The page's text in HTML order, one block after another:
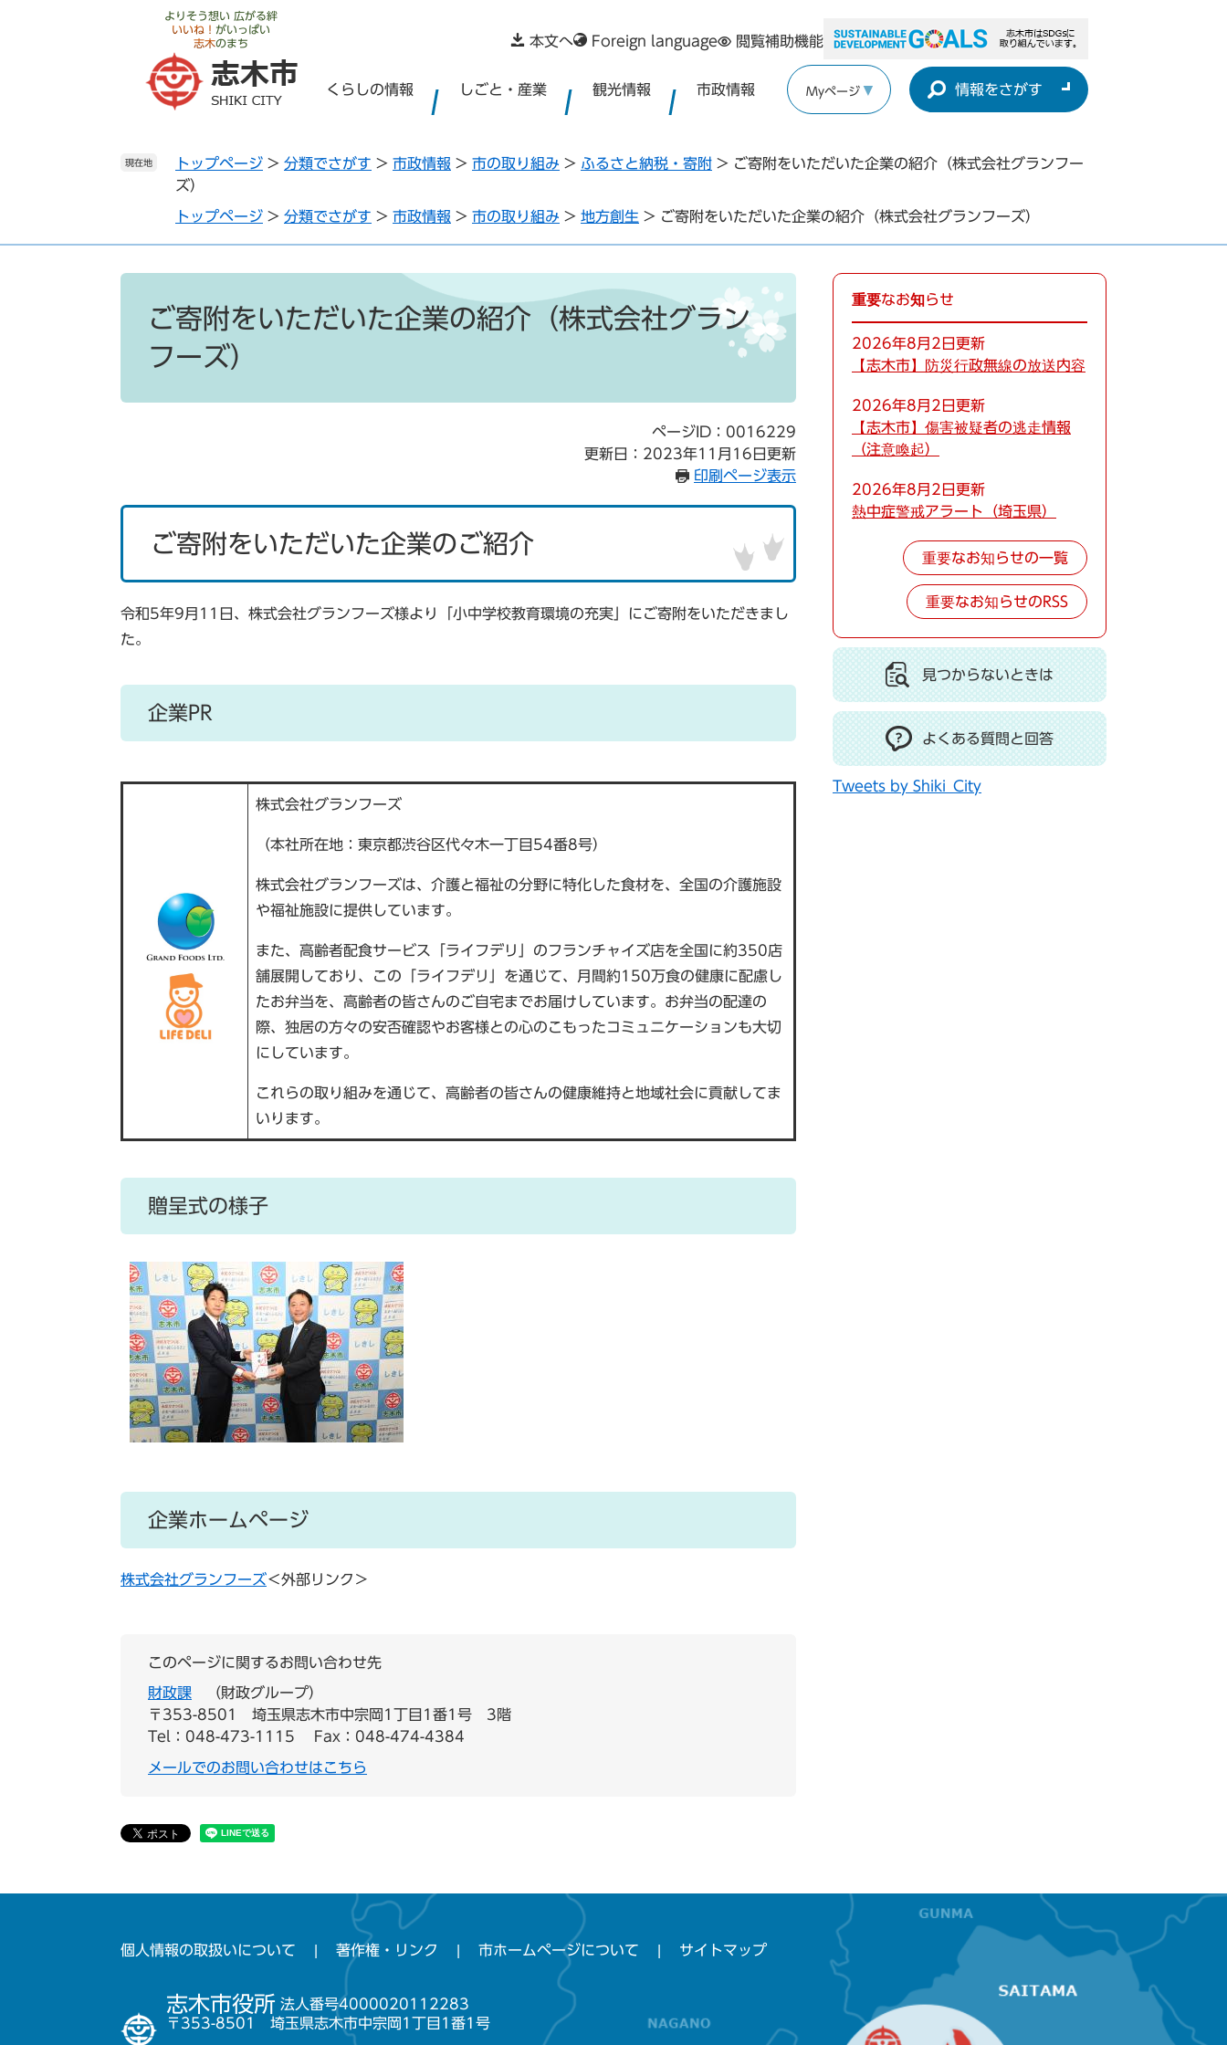
よりそう想い 広がる絆
いいね！ がいっぱい
志木のまち 本文へ Foreign language 閲覧補助機能
くらしの情報 しごと・産業 観光情報 市政情報 Myページ 情報をさがす
現在地 トップページ > 分類でさがす > 市政情報 > 市の取り組み > ふるさと納税・寄附 > ご寄附をいただいた企業の紹介（株式会社グランフー
ズ）
トップページ > 分類でさがす > 市政情報 > 市の取り組み > 地方創生 > ご寄附をいただいた企業の紹介（株式会社グランフーズ）
ご寄附をいただいた企業の紹介（株式会社グラン
フーズ）
ページID：0016229
更新日：2023年11月16日更新
印刷ページ表示
ご寄附をいただいた企業のご紹介
令和5年9月11日、株式会社グランフーズ様より「小中学校教育環境の充実」にご寄附をいただきまし
た。
企業PR
株式会社グランフーズ
（本社所在地：東京都渋谷区代々木一丁目54番8号）
株式会社グランフーズは、介護と福祉の分野に特化した食材を、全国の介護施設
や福祉施設に提供しています。
また、高齢者配食サービス「ライフデリ」のフランチャイズ店を全国に約350店
舗展開しており、この「ライフデリ」を通じて、月間約150万食の健康に配慮し
たお弁当を、高齢者の皆さんのご自宅までお届けしています。お弁当の配達の
際、独居の方々の安否確認やお客様との心のこもったコミュニケーションも大切
にしています。
これらの取り組みを通じて、高齢者の皆さんの健康維持と地域社会に貢献してま
いります。
贈呈式の様子
企業ホームページ
株式会社グランフーズ＜外部リンク＞
このページに関するお問い合わせ先
財政課
財政グループ
〒353-8501
埼玉県志木市中宗岡1丁目1番1号 3階
Tel：048-473-1115
Fax：048-474-4384
メールでのお問い合わせはこちら
重要なお知らせ
2026年8月2日更新
【志木市】防災行政無線の放送内容
2026年8月2日更新
【志木市】傷害被疑者の逃走情報
（注意喚起）
2026年8月2日更新
熱中症警戒アラート（埼玉県）
重要なお知らせの一覧
重要なお知らせのRSS
見つからないときは
よくある質問と回答
Tweets by Shiki_City
個人情報の取扱いについて 著作権・リンク 市ホームページについて サイトマップ
志木市役所 法人番号4000020112283
〒353-8501 埼玉県志木市中宗岡1丁目1番1号